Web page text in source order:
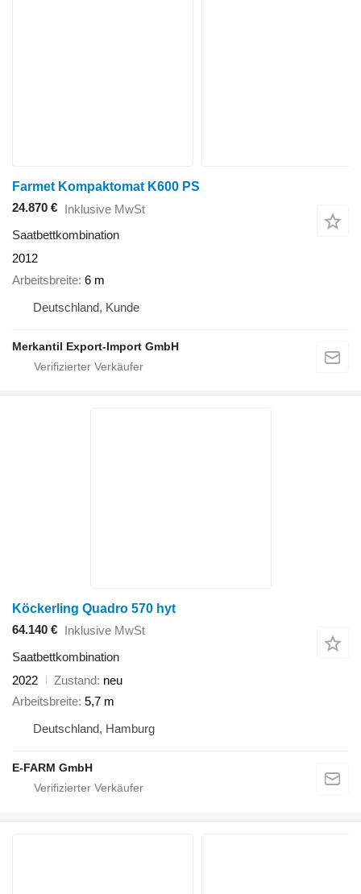
Farmet Kompaktomat K600 PS
24.870 € Inklusive MwSt
Saatbettkombination
2012
Arbeitsbreite 6 m
Deutschland, Kunde
Merkantil Export-Import GmbH
Köckerling Quadro 570 hyt
64.140 €
Inklusive MwSt
Saatbettkombination
2022
Zustand neu
Arbeitsbreite 5,7 m
Deutschland, Hamburg
E-FARM GmbH